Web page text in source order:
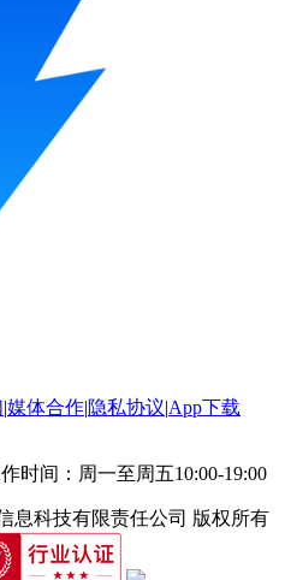
|媒体合作|隐私协议|App下载
时间：周一至周五10:00-19:00
息科技有限责任公司 版权所有